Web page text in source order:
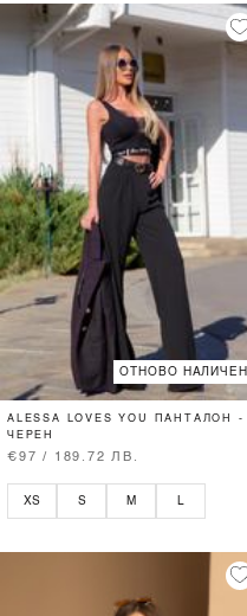
ОТНОВО НАЛИЧЕН
ALESSA LOVES YOU ПАНТАЛОН -
ЧЕРЕН
€97 / 189.72 ЛВ.
XS S M